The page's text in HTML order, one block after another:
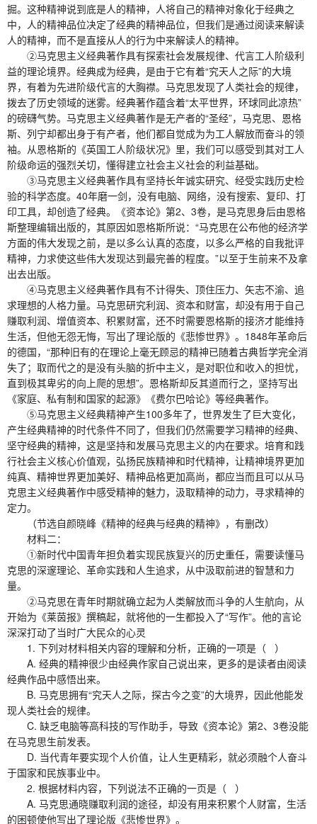
掘。这种精神说到底是人的精神，人将自己的精神对象化于经典之
中，人的精神品位决定了经典的精神品位，但我们是通过阅读来解读
人的精神，而不是直接从人的行为中来解读人的精神。
②马克思主义经典著作具有探索社会发展规律、代言工人阶级利
益的理论境界。经典成为经典，是由于它有着“究天人之际”的大境
界，有着为先进阶级代言的大胸襟。马克思发现了人类社会的规律，
拨去了历史领域的迷雾。经典著作蕴含着“太平世界，环球同此凉热”
的磅礴气势。马克思主义经典著作是无产者的“圣经”，马克思、恩格
斯、列宁却都出身于有产者，他们都自觉成为为工人解放而奋斗的领
袖。从恩格斯的《英国工人阶级状况》里，我们可以感受到其对工人
阶级命运的强烈关切，懂得建立社会主义社会的利益基础。
③马克思主义经典著作具有坚持长年诚实研究、经受实践历史检
验的科学态度。40年磨一剑，没有电脑、网络，没有搜索、复印、打
印工具，却创造了经典。《资本论》第2、3卷，是马克思身后由恩格
斯整理编辑出版的，其原因如恩格斯所说：“马克思在公布他的经济学
方面的伟大发现之前，是以多么认真的态度，以多么严格的自我批评
精神，力求使这些伟大发现达到最完善的程度。”以至于生前来不及拿
出去出版。
④马克思主义经典著作具有不计得失、顶住压力、矢志不渝、追
求理想的人格力量。马克思研究利润、资本和财富，却没有用于自己
赚取利润、增值资本、积累财富，还不时需要恩格斯的接济才能维持
生活，但他无怨无悔，写出了理论版的《悲惨世界》。1848年革命后
的德国，“那种旧有的在理论上毫无顾忌的精神已随着古典哲学完全消
失了；取而代之的是没有头脑的折中主义，是对职位和收入的担忧，
直到极其卑劣的向上爬的思想”。恩格斯却反其道而行之，坚持写出
《家庭、私有制和国家的起源》《费尔巴哈论》等经典著作。
⑤马克思主义经典精神产生100多年了，世界发生了巨大变化，
产生经典精神的时代条件不同了，但我们仍然需要学习精神的经典、
坚守经典的精神，这是坚持和发展马克思主义的内在要求。培育和践
行社会主义核心价值观，弘扬民族精神和时代精神，让精神境界更加
纯真、精神世界更加美好、精神品格更加高尚，都应当而且可以从马
克思主义经典著作中感受精神的魅力，汲取精神的动力，寻求精神的
定力。
（节选自颜晓峰《精神的经典与经典的精神》，有删改）
材料二：
①新时代中国青年担负着实现民族复兴的历史重任，需要读懂马
克思的深邃理论、革命实践和人生追求，从中汲取前进的智慧和力
量。
②马克思在青年时期就确立起为人类解放而斗争的人生航向，从
开始为《莱茵报》撰稿起，就将他的一生都投入了“写作”。他的言论
深深打动了当时广大民众的心灵
1. 下列对材料相关内容的理解和分析，正确的一项是（ ）
A. 经典的精神很少由经典作家自己说出来，更多的是读者由阅读
经典作品中感悟出来。
B. 马克思拥有“究天人之际，探古今之变”的大境界，因此他能发
现人类社会的规律。
C. 缺乏电脑等高科技的写作助手，导致《资本论》第2、3卷没能
在马克思生前发表。
D. 当代青年要实现个人价值，让人生更精彩，就必须融个人奋斗
于国家和民族事业中。
2. 根据材料内容，下列说法不正确的一页是（ ）
A. 马克思通晓赚取利润的途径，却没有用来积累个人财富，生活
的困顿使他写出了理论版《悲惨世界》。